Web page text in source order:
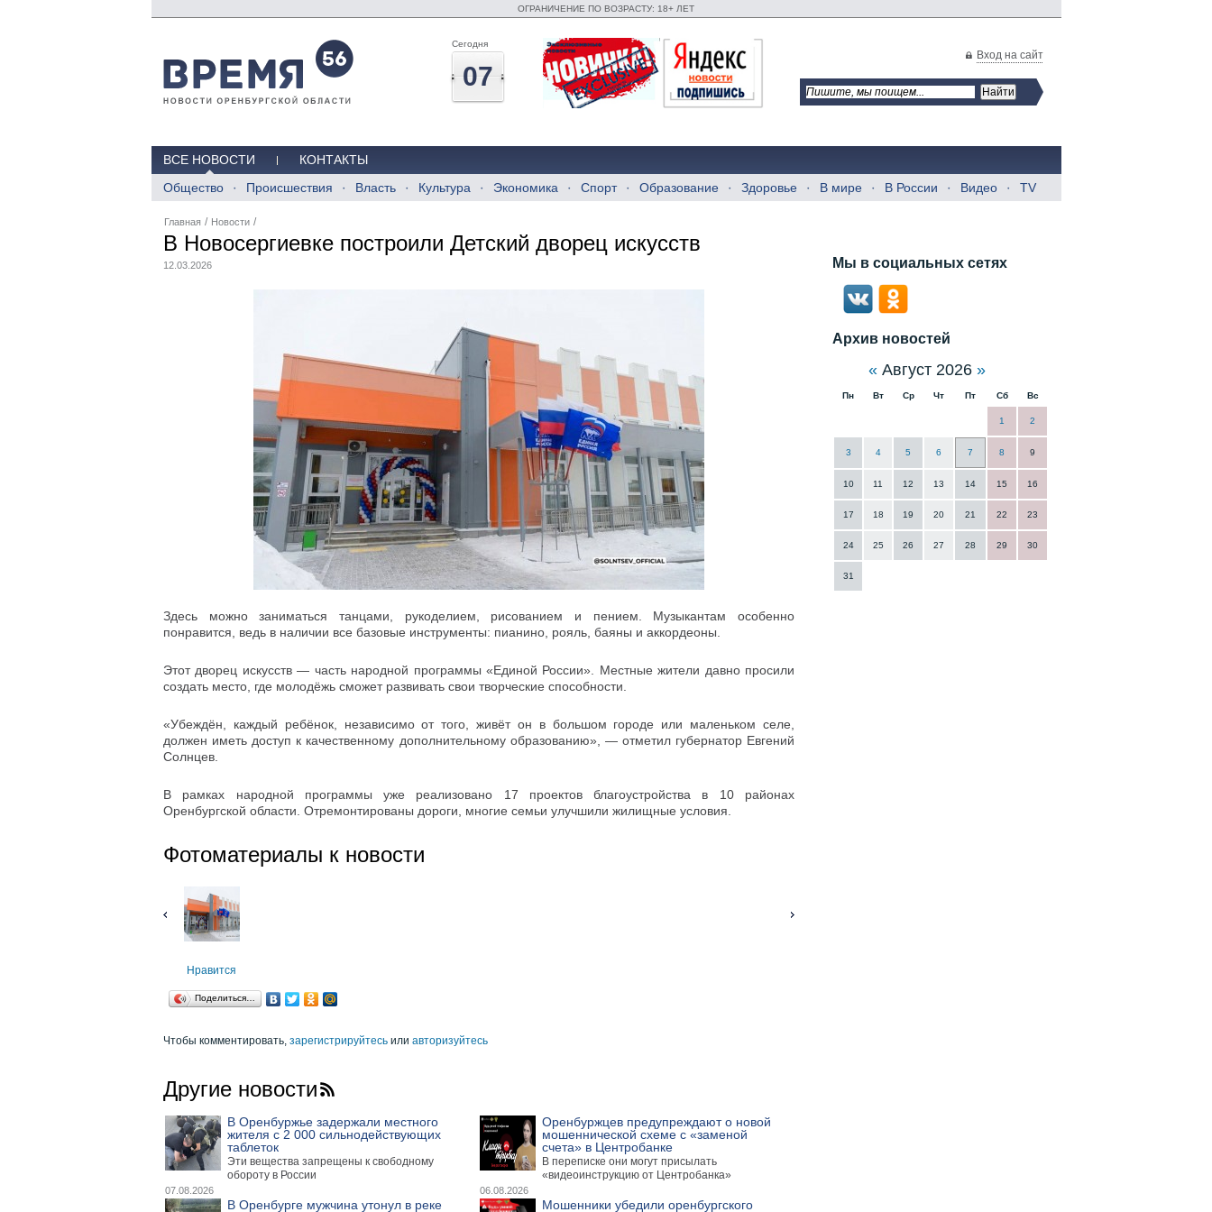
ОГРАНИЧЕНИЕ ПО ВОЗРАСТУ: 18+ ЛЕТ
Сегодня
07
Вход на сайт
ВСЕ НОВОСТИ
КОНТАКТЫ
Общество
Происшествия Власть Культура Экономика Спорт Образование Здоровье В мире В России Видео TV
Главная / Новости /
В Новосергиевке построили Детский дворец искусств
12.03.2026
Здесь можно заниматься танцами, рукоделием, рисованием и пением. Музыкантам особенно
понравится, ведь в наличии все базовые инструменты: пианино, рояль, баяны и аккордеоны.
Этот дворец искусств — часть народной программы «Единой России». Местные жители давно просили
создать место, где молодёжь сможет развивать свои творческие способности.
«Убеждён, каждый ребёнок, независимо от того, живёт он в большом городе или маленьком селе,
должен иметь доступ к качественному дополнительному образованию», — отметил губернатор Евгений
Солнцев.
В рамках народной программы уже реализовано 17 проектов благоустройства в 10 районах
Оренбургской области. Отремонтированы дороги, многие семьи улучшили жилищные условия.
Фотоматериалы к новости
Нравится
Поделиться…
Чтобы комментировать, зарегистрируйтесь или авторизуйтесь
Другие новости
В Оренбуржье задержали местного
жителя с 2 000 сильнодействующих
таблеток
Эти вещества запрещены к свободному
обороту в России
07.08.2026
Оренбуржцев предупреждают о новой
мошеннической схеме с «заменой
счета» в Центробанке
В переписке они могут присылать
«видеоинструкцию от Центробанка»
06.08.2026
В Оренбурге мужчина утонул в реке
Мошенники убедили оренбургского
Мы в социальных сетях
Архив новостей
« Август 2026 »
Пн Вт Ср Чт Пт Сб Вс
1 2
3 4 5 6 7 8 9
10 11 12 13 14 15 16
17 18 19 20 21 22 23
24 25 26 27 28 29 30
31